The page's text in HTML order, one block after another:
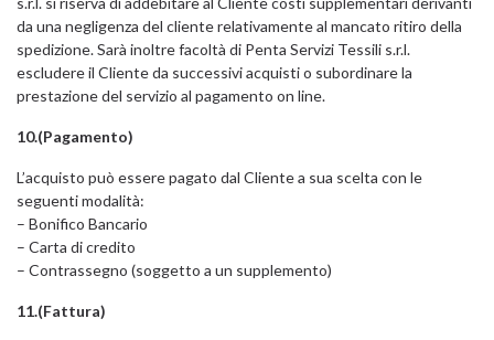
da una negligenza del cliente relativamente al mancato ritiro della
spedizione. Sarà inoltre facoltà di Penta Servizi Tessili s.r.l.
escludere il Cliente da successivi acquisti o subordinare la
prestazione del servizio al pagamento on line.
10.(Pagamento)
L’acquisto può essere pagato dal Cliente a sua scelta con le
seguenti modalità:
– Bonifico Bancario
– Carta di credito
– Contrassegno (soggetto a un supplemento)
11.(Fattura)